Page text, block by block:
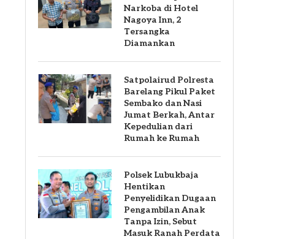
Narkoba di Hotel
Nagoya Inn, 2
Tersangka
Diamankan
Satpolairud Polresta
Barelang Pikul Paket
Sembako dan Nasi
Jumat Berkah, Antar
Kepedulian dari
Rumah ke Rumah
Polsek Lubukbaja
Hentikan
Penyelidikan Dugaan
Pengambilan Anak
Tanpa Izin, Sebut
Masuk Ranah Perdata